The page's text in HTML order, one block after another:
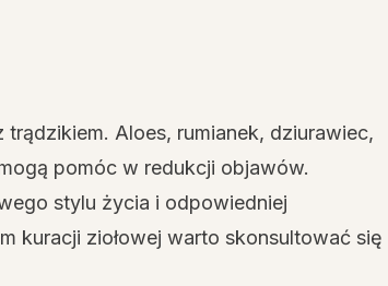
Aloes, rumianek, dziurawiec,
pomóc w redukcji objawów.
stylu życia i odpowiedniej
kuracji ziołowej warto skonsultować się